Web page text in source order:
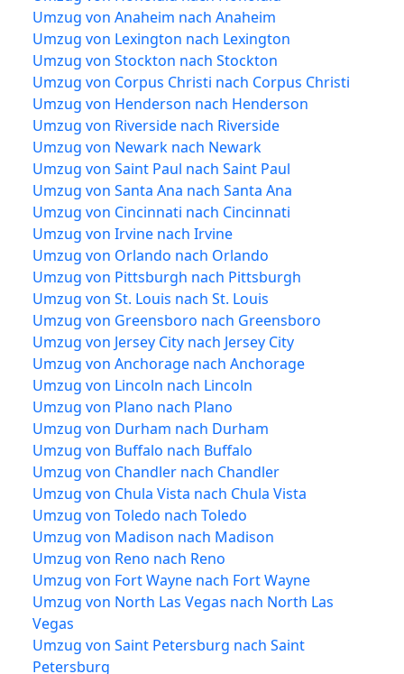
Umzug von Anaheim nach Anaheim
Umzug von Lexington nach Lexington
Umzug von Stockton nach Stockton
Umzug von Corpus Christi nach Corpus Christi
Umzug von Henderson nach Henderson
Umzug von Riverside nach Riverside
Umzug von Newark nach Newark
Umzug von Saint Paul nach Saint Paul
Umzug von Santa Ana nach Santa Ana
Umzug von Cincinnati nach Cincinnati
Umzug von Irvine nach Irvine
Umzug von Orlando nach Orlando
Umzug von Pittsburgh nach Pittsburgh
Umzug von St. Louis nach St. Louis
Umzug von Greensboro nach Greensboro
Umzug von Jersey City nach Jersey City
Umzug von Anchorage nach Anchorage
Umzug von Lincoln nach Lincoln
Umzug von Plano nach Plano
Umzug von Durham nach Durham
Umzug von Buffalo nach Buffalo
Umzug von Chandler nach Chandler
Umzug von Chula Vista nach Chula Vista
Umzug von Toledo nach Toledo
Umzug von Madison nach Madison
Umzug von Reno nach Reno
Umzug von Fort Wayne nach Fort Wayne
Umzug von North Las Vegas nach North Las
Vegas
Umzug von Saint Petersburg nach Saint
Petersburg